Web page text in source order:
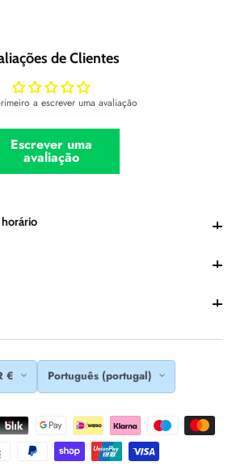
de Clientes
a escrever uma avaliação
Escrever uma
avaliação
localização e horário
e Promoções
Portugal EUR € Português (portugal)